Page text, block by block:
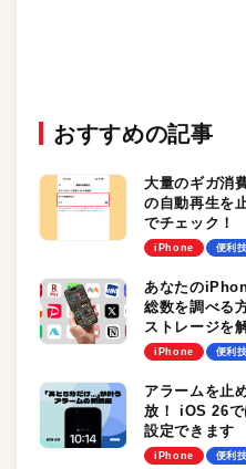
おすすめの記事
大量のギガ消
の自動再生を
でチェック！
iPhone 便利技
あなたの
総数を調べる
ストレージを
iPhone 便利技
アラームを止
放！ iOS 26で
設定できます
iPhone 便利技